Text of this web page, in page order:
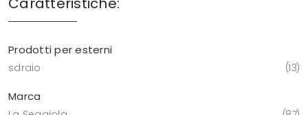
Prodotti per esterni
sdraio 13
Marca